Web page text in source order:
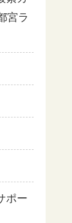
宮ラ
ポー